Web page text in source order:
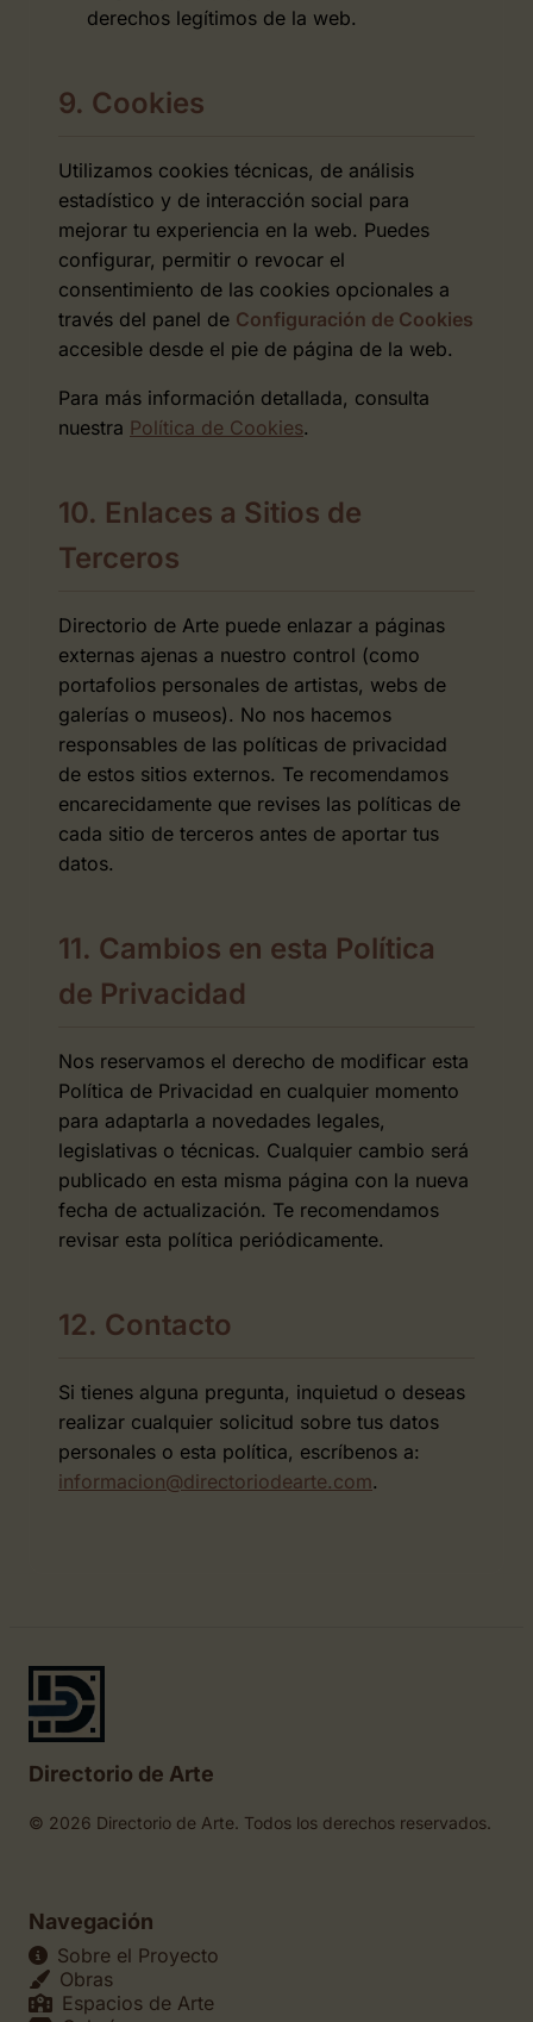
derechos legítimos de la web.
9. Cookies
Utilizamos cookies técnicas, de análisis
estadístico y de interacción social para
mejorar tu experiencia en la web. Puedes
configurar, permitir o revocar el
consentimiento de las cookies opcionales a
través del panel de Configuración de Cookies
accesible desde el pie de página de la web.
Para más información detallada, consulta
nuestra Política de Cookies.
10. Enlaces a Sitios de
Terceros
Directorio de Arte puede enlazar a páginas
externas ajenas a nuestro control (como
portafolios personales de artistas, webs de
galerías o museos). No nos hacemos
responsables de las políticas de privacidad
de estos sitios externos. Te recomendamos
encarecidamente que revises las políticas de
cada sitio de terceros antes de aportar tus
datos.
11. Cambios en esta Política
de Privacidad
Nos reservamos el derecho de modificar esta
Política de Privacidad en cualquier momento
para adaptarla a novedades legales,
legislativas o técnicas. Cualquier cambio será
publicado en esta misma página con la nueva
fecha de actualización. Te recomendamos
revisar esta política periódicamente.
12. Contacto
Si tienes alguna pregunta, inquietud o deseas
realizar cualquier solicitud sobre tus datos
personales o esta política, escríbenos a:
informacion@directoriodearte.com.
Directorio de Arte
© 2026 Directorio de Arte. Todos los derechos reservados.
Navegación
Sobre el Proyecto
Obras
Espacios de Arte